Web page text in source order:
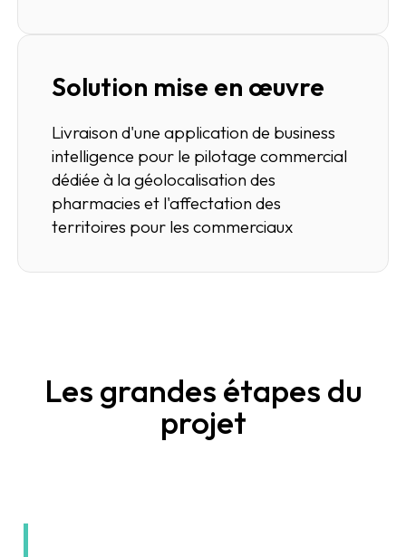
Solution mise en œuvre
Livraison d'une application de business
intelligence pour le pilotage commercial
dédiée à la géolocalisation des
pharmacies et l'affectation des
territoires pour les commerciaux
Les grandes étapes du
projet